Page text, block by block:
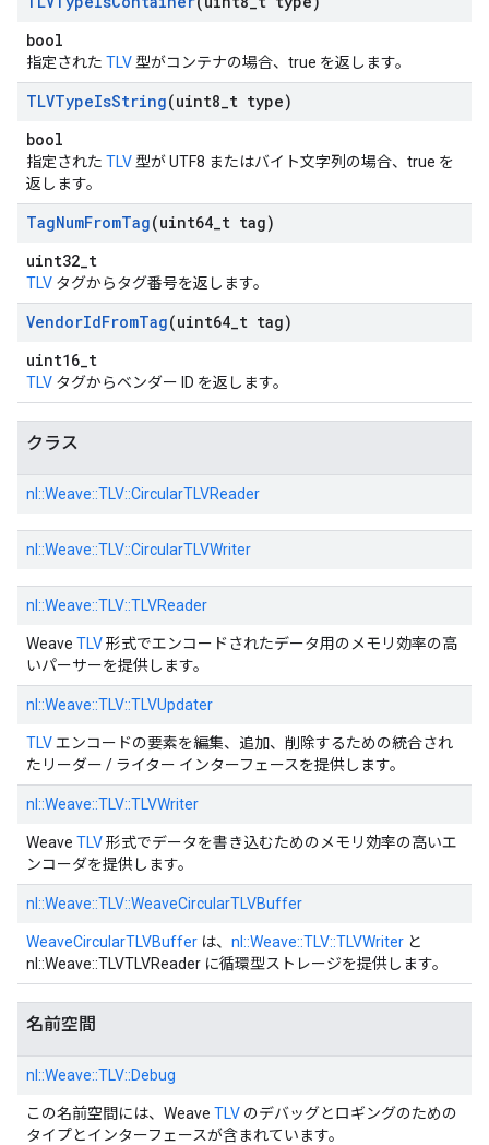
bool
指定された TLV 型がコンテナの場合、true を返します。
TLVTypeIsString(uint8 t type)
bool
指定された TLV 型が UTF8 またはバイト文字列の場合、true を
返します。
TagNumFromTag(uint64 t tag)
uint32_t
TLV タグからタグ番号を返します。
VendorIdFromTag(uint64 t tag)
uint16_t
TLV タグからベンダー ID を返します。
クラス
nl::Weave::TLV::CircularTLVReader
nl::Weave::TLV::CircularTLVWriter
nl::Weave::TLV::TLVReader
Weave TLV形式でエンコードされたデータ用のメモリ効率の高
いパーサーを提供します。
nl::Weave::TLV::TLVUpdater
TLVエンコードの要素を編集、追加、削除するための統合され
たリーダー / ライター インターフェースを提供します。
nl::Weave::TLV::TLVWriter
Weave TLV形式でデータを書き込むためのメモリ効率の高いエ
ンコーダを提供します。
nl::Weave::TLV::WeaveCircularTLVBuffer
WeaveCircularTLVBuffer は、 nl::Weave::TLV::TLVWriter と
nl::Weave::TLVTLVReader に循環型ストレージを提供します。
名前空間
nl::Weave::TLV::Debug
この名前空間には、Weave TLV のデバッグとロギングのための
タイプとインターフェースが含まれています。